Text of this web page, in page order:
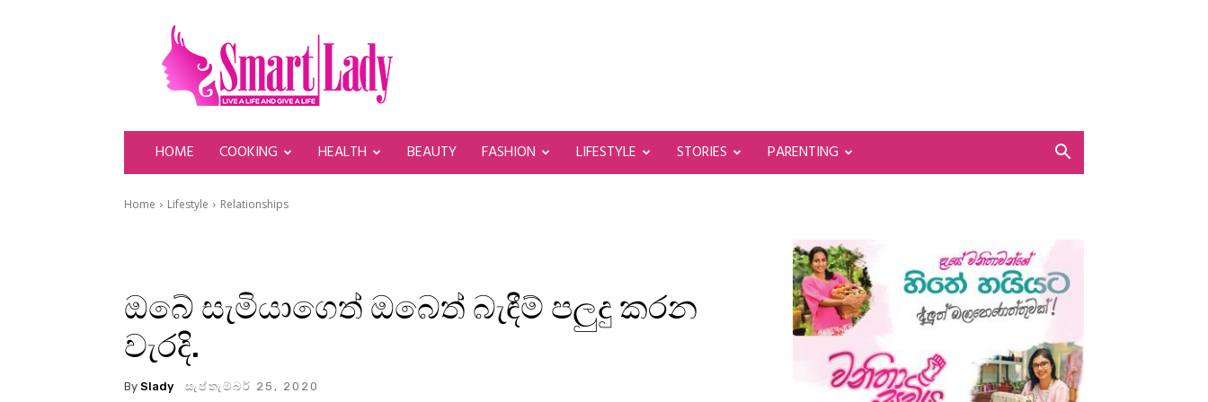
SmartLady
HOME COOKING HEALTH BEAUTY FASHION LIFESTYLE STORIES PARENTING
Home Lifestyle Relationships
ඔබේ සැමියාගෙත් ඔබෙත් බැඳීම් පලුදු කරන
වැරදි.
By Slady සැප්තැම්බර් 25, 2020